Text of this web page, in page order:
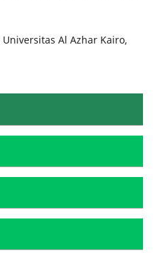
Universitas Al Azhar Kairo,